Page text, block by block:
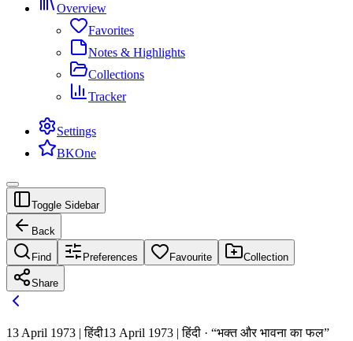
Overview
Favorites
Notes & Highlights
Collections
Tracker
Settings
BKOne
Toggle Sidebar
Back
Find Preferences Favourite Collection
Share
13 April 1973 | हिंदी13 April 1973 | हिंदी · “भक्त और भावना का फल”